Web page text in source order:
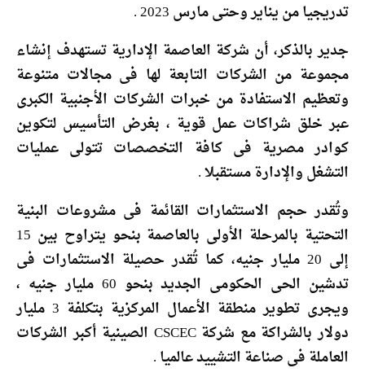
تدريجيا من يناير وحتى مارس 2023 .
جدير بالذكر، أن شركة العاصمة الإدارية تستهدف إنشاء
مجموعة من الشركات التابعة لها فى مجالات متنوعة
وتعظيم الاستفادة من خبرات الشركات الأجنبية الكبرى
عبر خلق شراكات عمل قوية ، بغرض التأسيس لتكوين
كوادر مصرية فى كافة التخصصات تتولى عمليات
التشغل والإدارة مستقبلا .
وتُقدر حجم الاستثمارات القائمة فى مشروعات البنية
التحتية بالمرحلة الأولى بالعاصمة بنحو يتراوح بين 15
إلى 20 مليار جنيه، كما تُقدر حصيلة الاستثمارات فى
تدشين الحى الحكومى الجديد بنحو 60 مليار جنيه ،
ويجرى تطوير منطقة الأعمال المركزية بتكلفة 3 مليار
دولار بالشراكة مع شركة CSCEC الصينية أكبر الشركات
العاملة فى صناعة التشييد عالميا .